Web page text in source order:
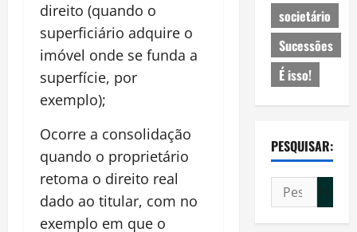
direito (quando o
superficiário adquire o
imóvel onde se funda a
superfície, por
exemplo);
Ocorre a consolidação
quando o proprietário
retoma o direito real
dado ao titular, com no
exemplo em que o
societário
Sucessões
É isso!
PESQUISAR:
Pesquisar
por: